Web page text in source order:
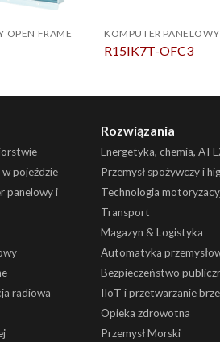
OPEN FRAME KOMPUTER
R15IK7T-OFC3
pojeździe
panelowy i
radiowa
Rozwiązania
Energetyka, chemia,
Przemysł spożywczy i
Technologia
Transport
Magazyn & Logistyka
Automatyka
Bezpieczeństwo
IIoT i przetwarzanie
Opieka zdrowotna
Przemysł Morski